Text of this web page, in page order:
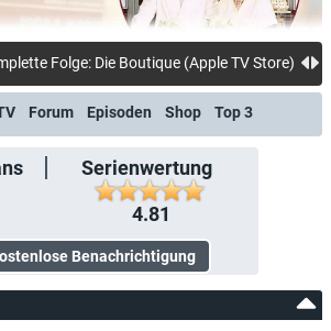
Folge: Die Boutique (Apple TV Store)
Forum Episoden Shop Top 3
Serienwertung
4.81